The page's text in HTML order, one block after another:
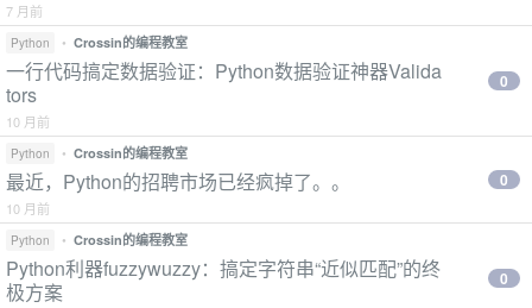
7 月前
Python • Crossin的编程教室
一行代码搞定数据验证：Python数据验证神器Valida
tors
10 月前
0
Python • Crossin的编程教室
最近，Python的招聘市场已经疯掉了。。
10 月前
0
Python • Crossin的编程教室
Python利器fuzzywuzzy：搞定字符串“近似匹配”的终
极方案
0